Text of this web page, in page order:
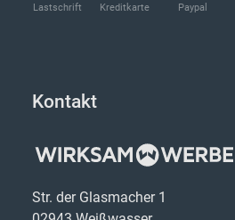
Lastschrift Kreditkarte Paypal
Kontakt
Str. der Glasmacher 1